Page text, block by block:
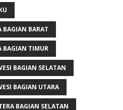
BAGIAN BARAT
BAGIAN TIMUR
BAGIAN SELATAN
BAGIAN UTARA
BAGIAN SELATAN